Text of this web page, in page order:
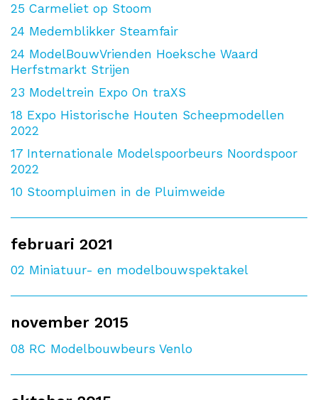
25 Carmeliet op Stoom
24 Medemblikker Steamfair
24 ModelBouwVrienden Hoeksche Waard
Herfstmarkt Strijen
23 Modeltrein Expo On traXS
18 Expo Historische Houten Scheepmodellen
2022
17 Internationale Modelspoorbeurs Noordspoor
2022
10 Stoompluimen in de Pluimweide
februari 2021
02 Miniatuur- en modelbouwspektakel
november 2015
08 RC Modelbouwbeurs Venlo